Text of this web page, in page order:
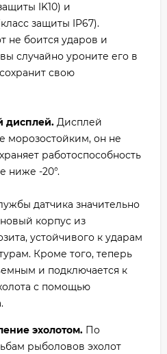
IK10) и
защиты IP67).
не боится ударов и
случайно уроните его в
свою
дисплей. Дисплей
морозостойким, он не
работоспособность
ниже -20°.
датчика значительно
корпус из
устойчивого к ударам
Кроме того, теперь
и подключается к
с помощью
эхолотом. По
рыболовов эхолот